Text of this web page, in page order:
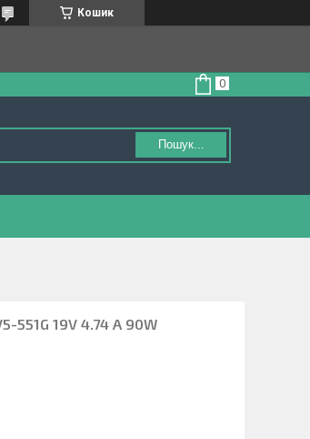
Кошик
Пошук...
551G 19V 4.74 A 90W